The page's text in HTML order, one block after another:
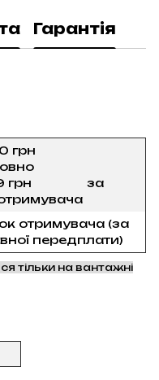
Гарантія
грн
грн за
отримувача (за
передплати)
тільки на вантажні